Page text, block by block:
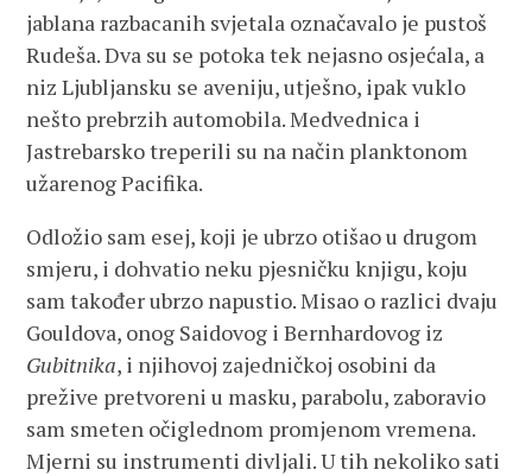
jablana razbacanih svjetala označavalo je pustoš
Rudeša. Dva su se potoka tek nejasno osjećala, a
niz Ljubljansku se aveniju, utješno, ipak vuklo
nešto prebrzih automobila. Medvednica i
Jastrebarsko treperili su na način planktonom
užarenog Pacifika.
Odložio sam esej, koji je ubrzo otišao u drugom
smjeru, i dohvatio neku pjesničku knjigu, koju
sam također ubrzo napustio. Misao o razlici dvaju
Gouldova, onog Saidovog i Bernhardovog iz
Gubitnika, i njihovoj zajedničkoj osobini da
prežive pretvoreni u masku, parabolu, zaboravio
sam smeten očiglednom promjenom vremena.
Mjerni su instrumenti divljali. U tih nekoliko sati